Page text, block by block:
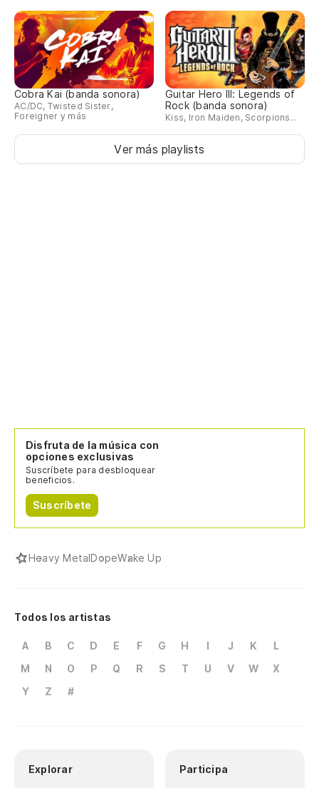
Cobra Kai (banda sonora)
AC/DC, Twisted Sister,
Foreigner y más
Guitar Hero III: Legends of
Rock (banda sonora)
Kiss, Iron Maiden, Scorpions...
Ver más playlists
Disfruta de la música con
opciones exclusivas
Suscríbete para desbloquear
beneficios.
Suscríbete
Heavy MetalDopeWake Up
Todos los artistas
A B C D E F G H I J K
L
M
N O P Q R S T U V W
X
Y
Z #
Explorar Participa